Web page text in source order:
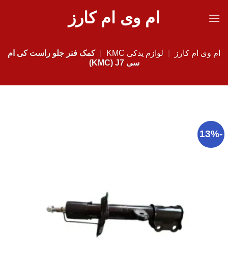
ام وی ام کارز
ام وی ام کارز لوازم یدکی KMC
کمک فنر جلو راست کی ام
سی KMC) J7)
-13%